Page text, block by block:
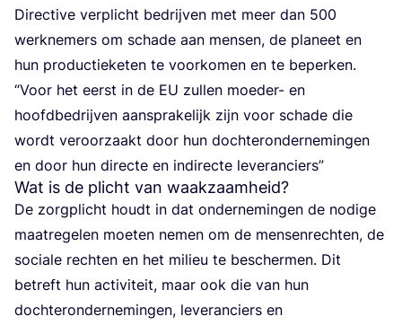
Direc­ti­ve ver­plicht bedrij­ven met meer dan 500
werk­ne­mers om scha­de aan men­sen, de pla­neet en
hun pro­duc­tie­ke­ten te voor­ko­men en te beper­ken.
“Voor het eerst in de EU zul­len moe­der- en
hoofd­be­drij­ven aan­spra­ke­lijk zijn voor scha­de die
wordt ver­oor­zaakt door hun doch­ter­on­der­ne­min­gen
en door hun direc­te en indi­rec­te leveranciers”
Wat is de plicht van waakzaamheid?
De zorg­plicht houdt in dat onder­ne­min­gen de nodi­ge
maat­re­ge­len moe­ten nemen om de men­sen­rech­ten, de
soci­a­le rech­ten en het mili­eu te bescher­men. Dit
betreft hun acti­vi­teit, maar ook die van hun
doch­ter­on­der­ne­min­gen, leve­ran­ciers en